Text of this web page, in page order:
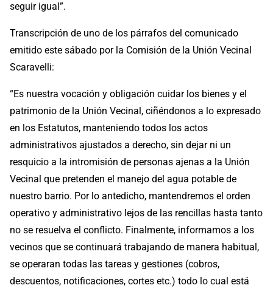
seguir igual”.
Transcripción de uno de los párrafos del comunicado
emitido este sábado por la Comisión de la Unión Vecinal
Scaravelli:
“Es nuestra vocación y obligación cuidar los bienes y el
patrimonio de la Unión Vecinal, ciñéndonos a lo expresado
en los Estatutos, manteniendo todos los actos
administrativos ajustados a derecho, sin dejar ni un
resquicio a la intromisión de personas ajenas a la Unión
Vecinal que pretenden el manejo del agua potable de
nuestro barrio. Por lo antedicho, mantendremos el orden
operativo y administrativo lejos de las rencillas hasta tanto
no se resuelva el conflicto. Finalmente, informamos a los
vecinos que se continuará trabajando de manera habitual,
se operaran todas las tareas y gestiones (cobros,
descuentos, notificaciones, cortes etc.) todo lo cual está